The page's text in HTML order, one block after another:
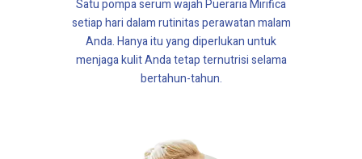
Satu pompa serum wajahPueraria Mirifica
setiap hari dalam rutinitas perawatan malam
Anda. Hanya itu yang diperlukan untuk
menjaga kulit Anda tetap ternutrisi selama
bertahun-tahun.